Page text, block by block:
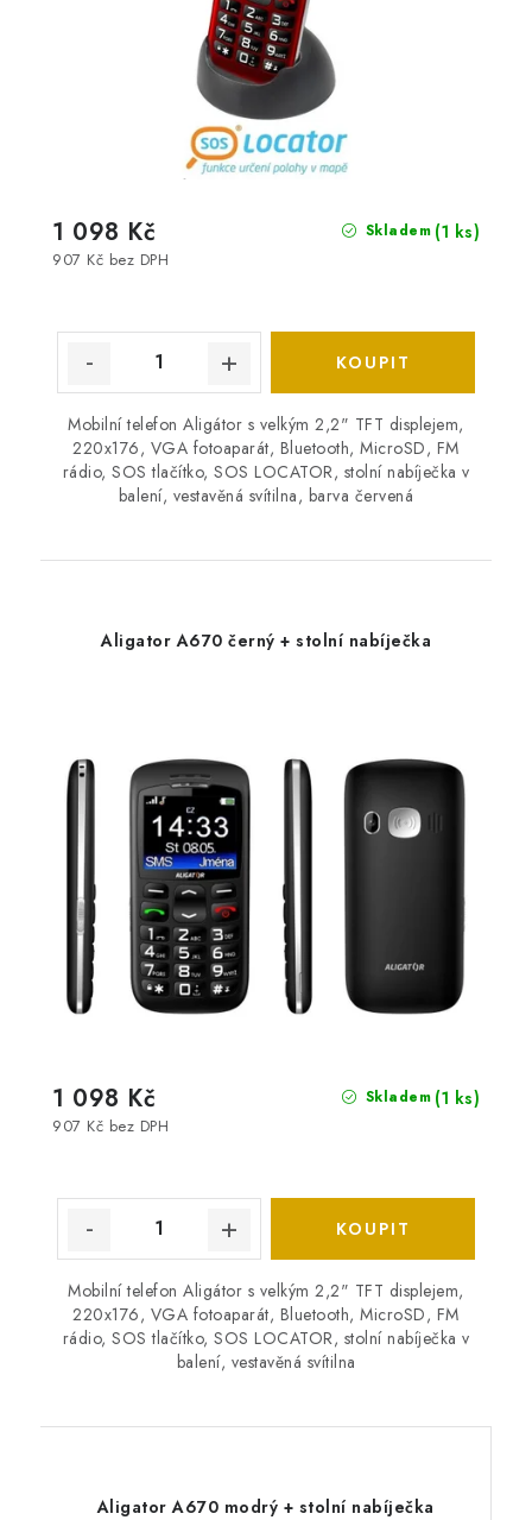
Skladem (1 ks)
907 Kč bez DPH
1 098 Kč
Mobilní telefon Aligátor s velkým 2,2" TFT displejem,
220x176, VGA fotoaparát, Bluetooth, MicroSD, FM
rádio, SOS tlačítko, SOS LOCATOR, stolní nabíječka v
balení, vestavěná svítilna, barva červená
Aligator A670 černý + stolní nabíječka
Skladem (1 ks)
907 Kč bez DPH
1 098 Kč
Mobilní telefon Aligátor s velkým 2,2" TFT displejem,
220x176, VGA fotoaparát, Bluetooth, MicroSD, FM
rádio, SOS tlačítko, SOS LOCATOR, stolní nabíječka v
balení, vestavěná svítilna
Aligator A670 modrý + stolní nabíječka